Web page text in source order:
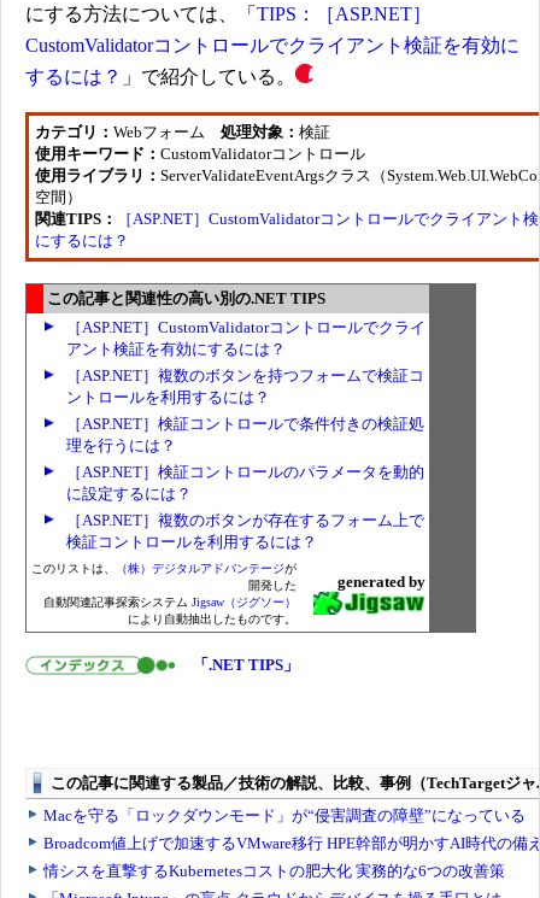
にする方法については、「 TIPS：［ASP.NET］
CustomValidatorコントロールでクライアント検証を有効に
するには？ 」で紹介している。
カテゴリ： Webフォーム 処理対象： 検証
使用キーワード： CustomValidatorコントロール
使用ライブラリ： ServerValidateEventArgsクラス（
空間）
関連TIPS：
［ASP.NET］CustomValidatorコントロールでクライアント
にするには？
この記事と関連性の高い別の.NET TIPS
［ASP.NET］CustomValidatorコントロールでクライ
アント検証を有効にするには？
［ASP.NET］複数のボタンを持つフォームで検証コ
ントロールを利用するには？
［ASP.NET］検証コントロールで条件付きの検証処
理を行うには？
［ASP.NET］検証コントロールのパラメータを動的
に設定するには？
［ASP.NET］複数のボタンが存在するフォーム上で
検証コントロールを利用するには？
このリストは、 （株）デジタルアドバンテージが
開発した
自動関連記事探索システム Jigsaw（ジグソー）
により自動抽出したものです。
generated by
「.NET TIPS」